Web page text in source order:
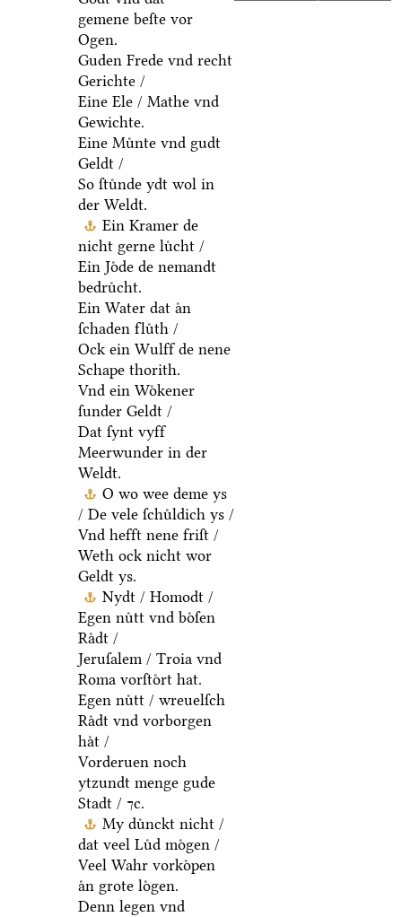
gemene beſte vor
Ogen.
Guden Frede vnd recht
Gerichte /
Eine Ele / Mathe vnd
Gewichte.
Eine Muͤnte vnd gudt
Geldt /
So ſtuͤnde ydt wol in
der Weldt.
Ein Kramer de
nicht gerne luͤcht /
Ein Joͤde de nemandt
bedruͤcht.
Ein Water dat aͤn
ſchaden fluͤth /
Ock ein Wulff de nene
Schape thorith.
Vnd ein Woͤkener
ſunder Geldt /
Dat ſynt vyff
Meerwunder in der
Weldt.
O wo wee deme ys
/ De vele ſchuͤldich ys /
Vnd hefft nene friſt /
Weth ock nicht wor
Geldt ys.
Nydt / Homodt /
Egen nuͤtt vnd boͤſen
Raͤdt /
Jeruſalem / Troia vnd
Roma vorſtoͤrt hat.
Egen nuͤtt / wreuelſch
Raͤdt vnd vorborgen
haͤt /
Vorderuen noch
ytzundt menge gude
Stadt / ⁊c.
My duͤnckt nicht /
dat veel Luͤd moͤgen /
Veel Wahr vorkoͤpen
aͤn grote loͤgen.
Denn legen vnd